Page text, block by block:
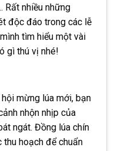
Rất nhiều những
độc đáo trong các lễ
tìm hiểu một vài
gì thú vị nhé!
mừng lúa mới, bạn
nhộn nhịp của
ngát. Đồng lúa chín
hoạch để chuẩn